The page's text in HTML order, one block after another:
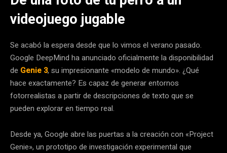
videojuego jugable
Se acabó la espera desde que lo vimos el verano pasado.
Google DeepMind ha anunciado oficialmente la disponibilidad
de Genie 3, su impresionante «modelo de mundo». ¿Qué
hace exactamente? Es capaz de generar entornos
fotorrealistas a partir de descripciones de texto que se
pueden explorar en tiempo real.
Desde ya, Google abre las puertas a la creación con «Project
Genie», un prototipo de investigación experimental que